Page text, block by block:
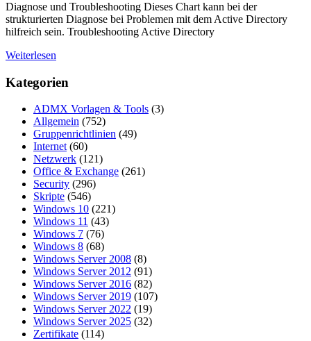
Diagnose und Troubleshooting Dieses Chart kann bei der
strukturierten Diagnose bei Problemen mit dem Active Directory
hilfreich sein. Troubleshooting Active Directory
Weiterlesen
Kategorien
ADMX Vorlagen & Tools (3)
Allgemein (752)
Gruppenrichtlinien (49)
Internet(60)
Netzwerk (121)
Office & Exchange (261)
Security (296)
Skripte (546)
Windows 10 (221)
Windows 11 (43)
Windows 7 (76)
Windows 8 (68)
Windows Server 2008 (8)
Windows Server 2012 (91)
Windows Server 2016 (82)
Windows Server 2019 (107)
Windows Server 2022 (19)
Windows Server 2025 (32)
Zertifikate (114)